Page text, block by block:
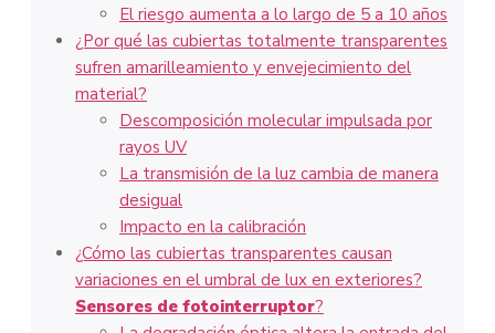
El riesgo aumenta a lo largo de 5 a 10 años
¿Por qué las cubiertas totalmente transparentes
sufren amarilleamiento y envejecimiento del
material?
Descomposición molecular impulsada por
rayos UV
La transmisión de la luz cambia de manera
desigual
Impacto en la calibración
¿Cómo las cubiertas transparentes causan
variaciones en el umbral de lux en exteriores?
Sensores de fotointerruptor?